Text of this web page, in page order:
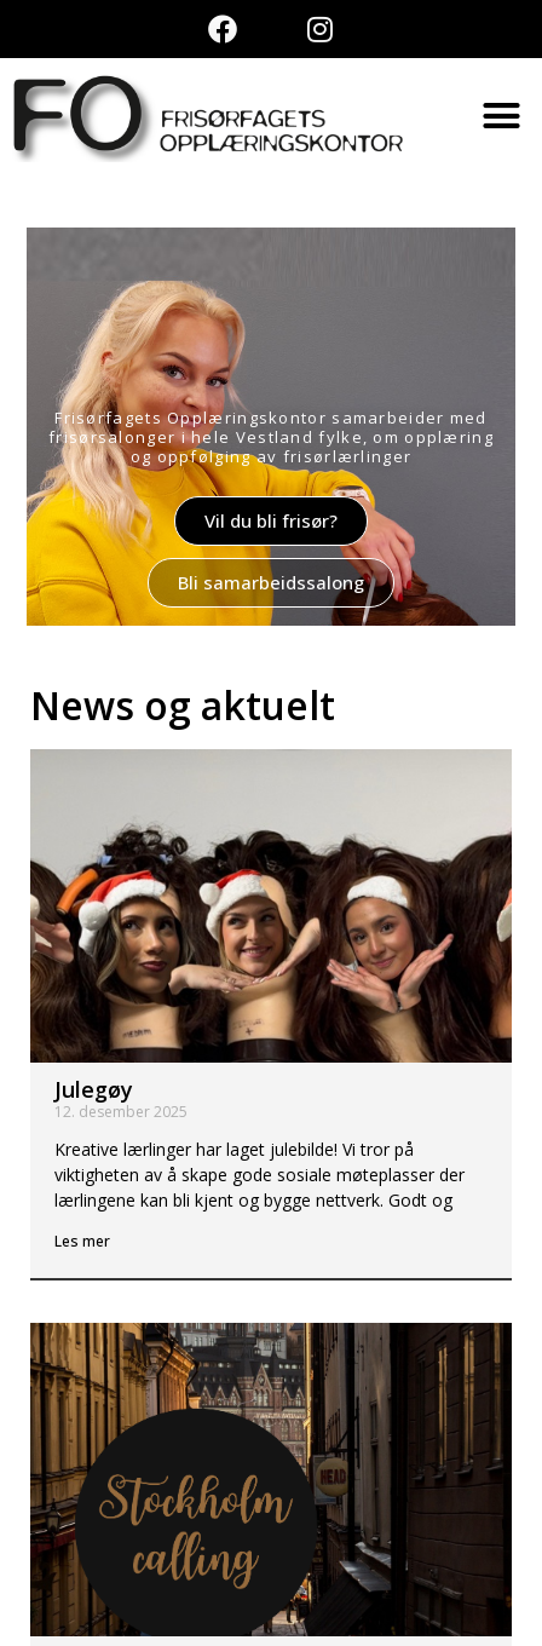
Frisørfagets Opplæringskontor samarbeider med
frisørsalonger i hele Vestland fylke, om opplæring
og oppfølging av frisørlærlinger
Vil du bli frisør?
Bli samarbeidssalong
News og aktuelt
Julegøy
12. desember 2025
Kreative lærlinger har laget julebilde! Vi tror på
viktigheten av å skape gode sosiale møteplasser der
lærlingene kan bli kjent og bygge nettverk. Godt og
Les mer